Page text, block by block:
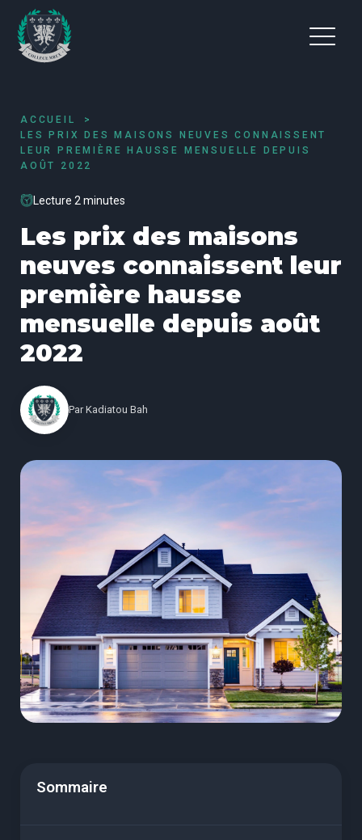
ACCUEIL
LES PRIX DES MAISONS NEUVES CONNAISSENT
LEUR PREMIÈRE HAUSSE MENSUELLE DEPUIS
AOÛT 2022
Lecture 2 minutes
Les prix des maisons
neuves connaissent leur
première hausse
mensuelle depuis août
2022
Par Kadiatou Bah
Sommaire